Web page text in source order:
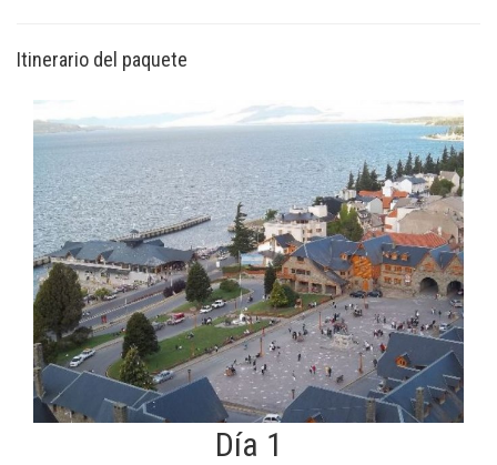
Itinerario del paquete
Día 1